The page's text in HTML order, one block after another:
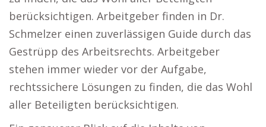
berücksichtigen. Arbeitgeber finden in Dr.
Schmelzer einen zuverlässigen Guide durch das
Gestrüpp des Arbeitsrechts. Arbeitgeber
stehen immer wieder vor der Aufgabe,
rechtssichere Lösungen zu finden, die das Wohl
aller Beteiligten berücksichtigen.